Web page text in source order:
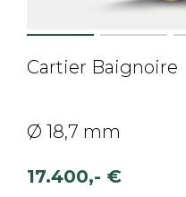
Cartier Baignoire
Ø 18,7 mm
17.400,- €